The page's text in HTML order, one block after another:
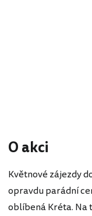
O akci
Květnové zájezdy
opravdu parádní
oblíbená Kréta. Na